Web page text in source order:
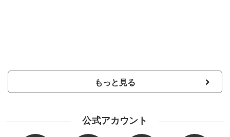
もっと見る
公式アカウント